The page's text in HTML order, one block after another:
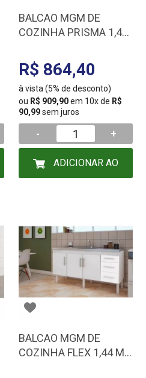
BALCAO MGM DE
COZINHA PRISMA 1,44
R$ 864,40
à vista (5% de desconto)
ou R$ 909,90em 10x de R$
90,99sem juros
- +
BALCAO MGM DE
COZINHA FLEX 1,44 MT